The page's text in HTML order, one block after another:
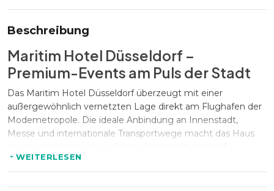
Beschreibung
Maritim Hotel Düsseldorf –
Premium-Events am Puls der Stadt
Das Maritim Hotel Düsseldorf überzeugt mit einer
außergewöhnlich vernetzten Lage direkt am Flughafen der
Modemetropole. Die ideale Anbindung an Innenstadt,
Messe und internationale Transportwege macht das Haus
geschäftliche Events aller Art. Durch seine moderne
Architektur und eindrucksvolle Glasfassade setzt das Maritim
Hotel Düsseldorf bereits beim Ankommen ein stilvolles
WEITERLESEN